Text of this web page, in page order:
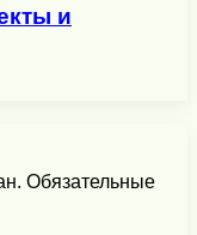
и
Обязательные